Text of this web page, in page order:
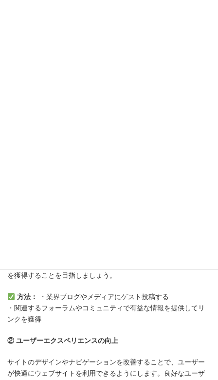
を獲得することを目指しましょう。
方法：
・業界ブログやメディアにゲスト投稿する
・関連するフォーラムやコミュニティで有益な情報を提供してリ
ンクを獲得
② ユーザーエクスペリエンスの向上
サイトのデザインやナビゲーションを改善することで、ユーザー
が快適にウェブサイトを利用できるようにします。良好なユーザ